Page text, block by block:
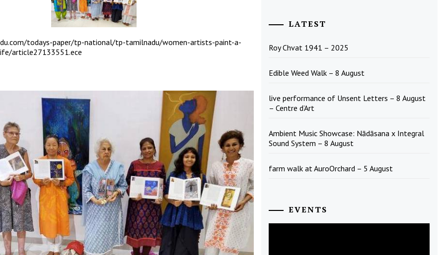
todays-paper/tp-national/tp-tamilnadu/women-artists-paint-a-
article27133551.ece
LATEST
Roy Chvat 1941 – 2025
Edible Weed Walk – 8 August
live performance of Unsent Letters – 8 August
– Centre d’Art
Ambient Music Showcase: Nādāsana x Integral
Sound System – 8 August
farm walk at AuroOrchard – 5 August
EVENTS